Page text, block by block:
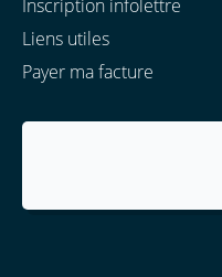
Inscription infolettre
Liens utiles
Payer ma facture